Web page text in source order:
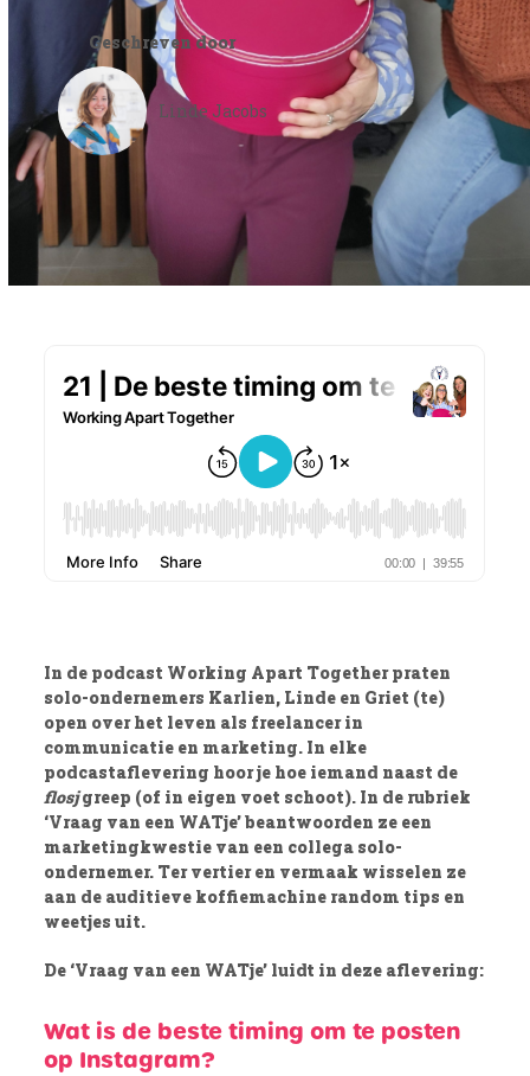
Geschreven door
Linde Jacobs
In de podcast Working Apart Together praten
solo-ondernemers Karlien, Linde en Griet (te)
open over het leven als freelancer in
communicatie en marketing. In elke
podcastaflevering hoor je hoe iemand naast de
flosjgreep (of in eigen voet schoot). In de rubriek
‘Vraag van een WATje’ beantwoorden ze een
marketingkwestie van een collega solo-
ondernemer. Ter vertier en vermaak wisselen ze
aan de auditieve koffiemachine random tips en
weetjes uit.
De ‘Vraag van een WATje’ luidt in deze aflevering:
Wat is de beste timing om te posten
op Instagram?